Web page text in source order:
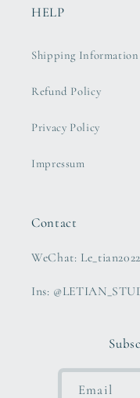
HELP
Shipping Information
Refund Policy
Privacy Policy
Impressum
Contact
WeChat: Le_tian2022
Ins:
Email